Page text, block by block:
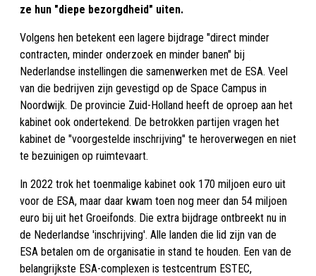
ze hun "diepe bezorgdheid" uiten.
Volgens hen betekent een lagere bijdrage "direct minder
contracten, minder onderzoek en minder banen" bij
Nederlandse instellingen die samenwerken met de ESA. Veel
van die bedrijven zijn gevestigd op de Space Campus in
Noordwijk. De provincie Zuid-Holland heeft de oproep aan het
kabinet ook ondertekend. De betrokken partijen vragen het
kabinet de "voorgestelde inschrijving" te heroverwegen en niet
te bezuinigen op ruimtevaart.
In 2022 trok het toenmalige kabinet ook 170 miljoen euro uit
voor de ESA, maar daar kwam toen nog meer dan 54 miljoen
euro bij uit het Groeifonds. Die extra bijdrage ontbreekt nu in
de Nederlandse 'inschrijving'. Alle landen die lid zijn van de
ESA betalen om de organisatie in stand te houden. Een van de
belangrijkste ESA-complexen is testcentrum ESTEC,